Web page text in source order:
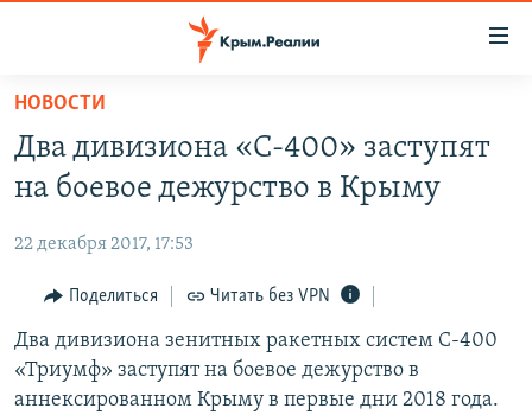
Вернуться
основному
содержанию
навигации
Вернутся
поиску
СПЕЦПРОЕКТЫ
КАРТА ВОЕННЫХ ОБЪЕКТОВ КРЫМА
11 ЛЕТ ОККУПАЦИИ КРЫМА. 11 ИСТОРИЙ СОПРОТИВЛЕНИЯ
ИСТОРИЯ
ЕЩЕ
ИНТЕРАКТИВ
ИНФОГРАФИКА
РАДІО СВОБОДА
КАК ОБОЙТИ БЛОКИРОВКУ
НОВОСТИ
Два дивизиона «С-400» заступят
на боевое дежурство в Крыму
22 декабря 2017, 17:53
Поделиться Читать без VPN
Два дивизиона зенитных ракетных систем С-400
«Триумф» заступят на боевое дежурство в
аннексированном Крыму в первые дни 2018 года.